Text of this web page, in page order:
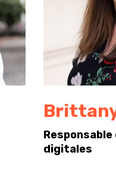
digitales